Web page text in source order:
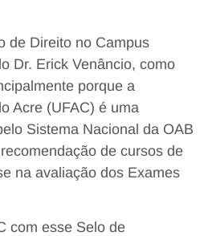
de Direito no Campus
Dr. Erick Venâncio, como
porque a
Acre (UFAC) é uma
Sistema Nacional da OAB
de cursos de
na avaliação dos Exames
com esse Selo de